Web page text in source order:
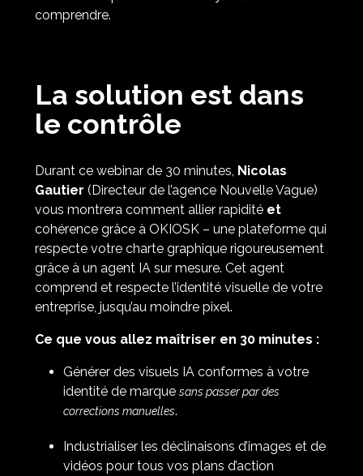
comprendre.
La solution est dans
le contrôle
Durant ce webinar de 30 minutes, Nicolas
Gautier (Directeur de l’agence Nouvelle Vague)
vous montrera comment allier rapidité et
cohérence grâce à OKIOSK – une plateforme qui
respecte votre charte graphique rigoureusement
grâce à un agent IA sur mesure. Cet agent
comprend et respecte l’identité visuelle de votre
entreprise, jusqu’au moindre pixel.
Ce que vous allez maîtriser en 30 minutes :
Générer des visuels IA conformes à votre
identité de marque sans passer par des
corrections manuelles.
Industrialiser les déclinaisons d’images et de
vidéos pour tous vos plans d’action